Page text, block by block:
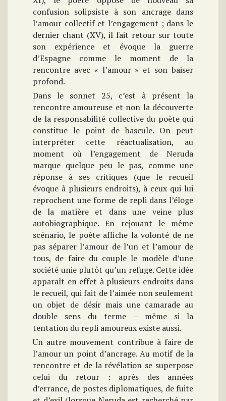
confusion solipsiste à son ancrage dans
l’amour collectif et l’engagement ; dans le
dernier chant (XV), il fait retour sur toute
son expérience et évoque la guerre
d’Espagne comme le moment de la
rencontre avec « l’amour » et son baiser
profond.
Dans le sonnet 25, c’est à présent la
rencontre amoureuse et non la découverte
de la responsabilité collective du poète qui
constitue le point de bascule. On peut
interpréter cette réactualisation, au
moment où l’engagement de Neruda
marque quelque peu le pas, comme une
réponse à ses critiques (que le recueil
évoque à plusieurs endroits), à ceux qui lui
reprochent une forme de repli dans l’éloge
de la matière et dans une veine plus
autobiographique. En rejouant le même
scénario, le poète affiche la volonté de ne
pas séparer l’amour de l’un et l’amour de
tous, de faire du couple le modèle d’une
société unie plutôt qu’un refuge. Cette idée
apparaît en effet à plusieurs endroits dans
le recueil, qui fait de l’aimée non seulement
un objet de désir mais une camarade au
double sens du terme – même si la
tentation du repli amoureux existe aussi.
Un autre mouvement contribue à faire de
l’amour un point d’ancrage. Au motif de la
rencontre et de la révélation se superpose
celui du retour : après des années
d’errance, de postes diplomatiques, de fuite